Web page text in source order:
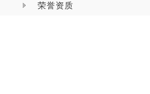
荣誉资质